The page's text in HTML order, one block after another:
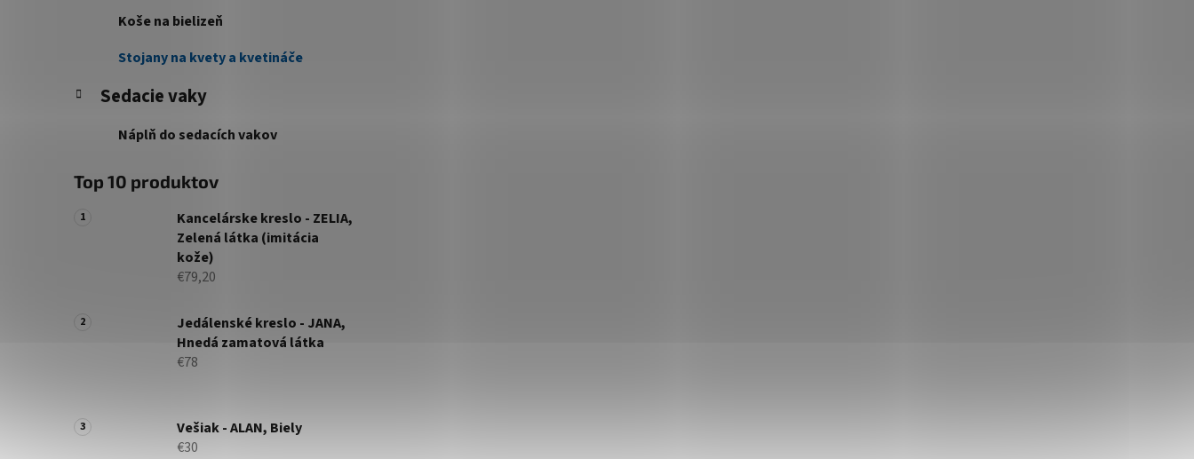
Koše na bielizeň
Stojany na kvety a kvetináče
Sedacie vaky
Náplň do sedacích vakov
Top 10 produktov
Kancelárske kreslo - ZELIA,
Zelená látka (imitácia
kože)
€79,20
Jedálenské kreslo - JANA,
Hnedá zamatová látka
€78
Vešiak - ALAN, Biely
€30